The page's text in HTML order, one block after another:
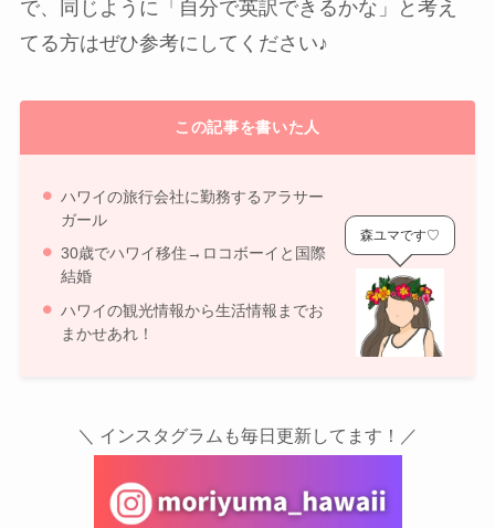
で、同じように「自分で英訳できるかな」と考え
てる方はぜひ参考にしてください♪
この記事を書いた人
ハワイの旅行会社に勤務するアラサー
ガール
30歳でハワイ移住→ロコボーイと国際
結婚
ハワイの観光情報から生活情報までお
まかせあれ！
森ユマです♡
＼ インスタグラムも毎日更新してます！／